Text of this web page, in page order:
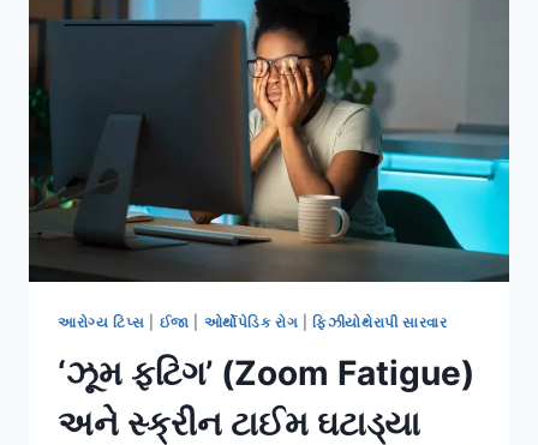
આરોગ્ય ટિપ્સ ઈજા ઓર્થોપેડિક રોગ |ફિઝીયોથેરાપી સારવાર
‘ઝૂમ ફટિગ’ (Zoom Fatigue)
અને સ્ક્રીન ટાઈમ ઘટાડ્યા